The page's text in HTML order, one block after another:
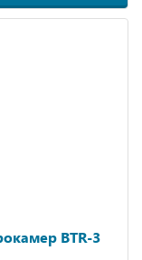
BTR-3